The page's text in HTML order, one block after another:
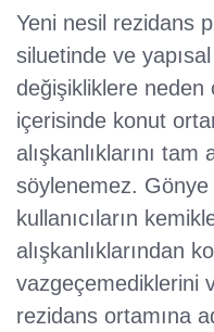
Yeni nesil rezidans
siluetinde ve
değişikliklere neden
içerisinde konut
alışkanlıklarını
söylenemez. Gönye
kullanıcıların
alışkanlıklarından
vazgeçemediklerini
rezidans ortamına